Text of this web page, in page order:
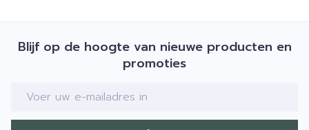
Blijf op de hoogte van nieuwe producten en
promoties
E-mail adres